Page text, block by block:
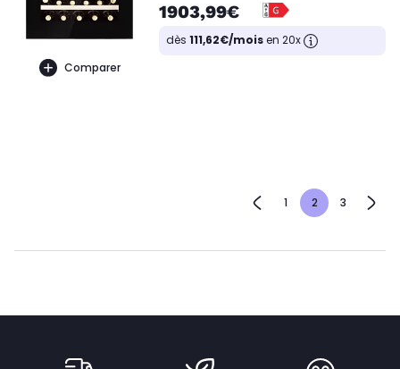
Comparer
1903,99€
dès 111,62€/moisen 20x
1 2 3